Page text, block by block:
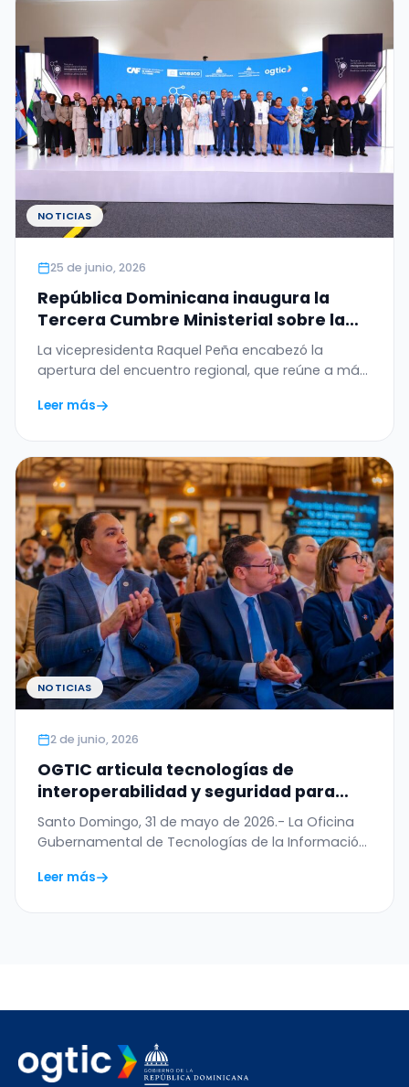
NOTICIAS
25 de junio, 2026
República Dominicana inaugura la
Tercera Cumbre Ministerial sobre la
Ética de la Inteligencia Artificial en
América Latina y el Caribe
La vicepresidenta Raquel Peña encabezó la
apertura del encuentro regional, que reúne a más
Leer más
NOTICIAS
2 de junio, 2026
OGTIC articula tecnologías de
interoperabilidad y seguridad para
digitalizar el Permiso de Salida del
Menor
Santo Domingo, 31 de mayo de 2026.- La Oficina
Gubernamental de Tecnologías de la Información
Leer más